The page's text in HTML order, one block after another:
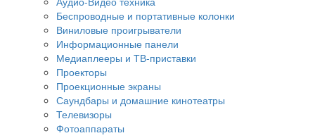
Беспроводные и портативные колонки
Виниловые проигрыватели
Информационные панели
Медиаплееры и ТВ-приставки
Проекторы
Проекционные экраны
Саундбары и домашние кинотеатры
Телевизоры
Фотоаппараты